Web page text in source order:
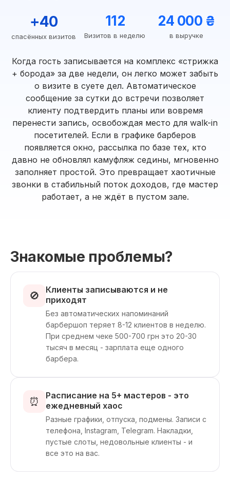
+40
спасённых визитов
112
Визитов в неделю
24 000 ₴
в выручке
Когда гость записывается на комплекс «стрижка
+ борода» за две недели, он легко может забыть
о визите в суете дел. Автоматическое
сообщение за сутки до встречи позволяет
клиенту подтвердить планы или вовремя
перенести запись, освобождая место для walk-in
посетителей. Если в графике барберов
появляется окно, рассылка по базе тех, кто
давно не обновлял камуфляж седины, мгновенно
заполняет простой. Это превращает хаотичные
звонки в стабильный поток доходов, где мастер
работает, а не ждёт в пустом зале.
Знакомые проблемы?
🚫
Клиенты записываются и не
приходят
Без автоматических напоминаний
барбершоп теряет 8-12 клиентов в неделю.
При среднем чеке 500-700 грн это 20-30
тысяч в месяц - зарплата еще одного
барбера.
⏰
Расписание на 5+ мастеров - это
ежедневный хаос
Разные графики, отпуска, подмены. Записи с
телефона, Instagram, Telegram. Накладки,
пустые слоты, недовольные клиенты - и
все это на вас.